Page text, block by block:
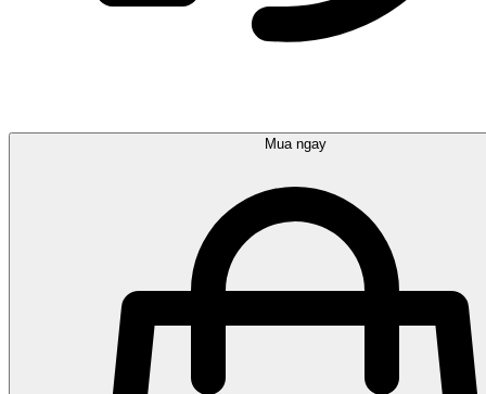
Mua ngay